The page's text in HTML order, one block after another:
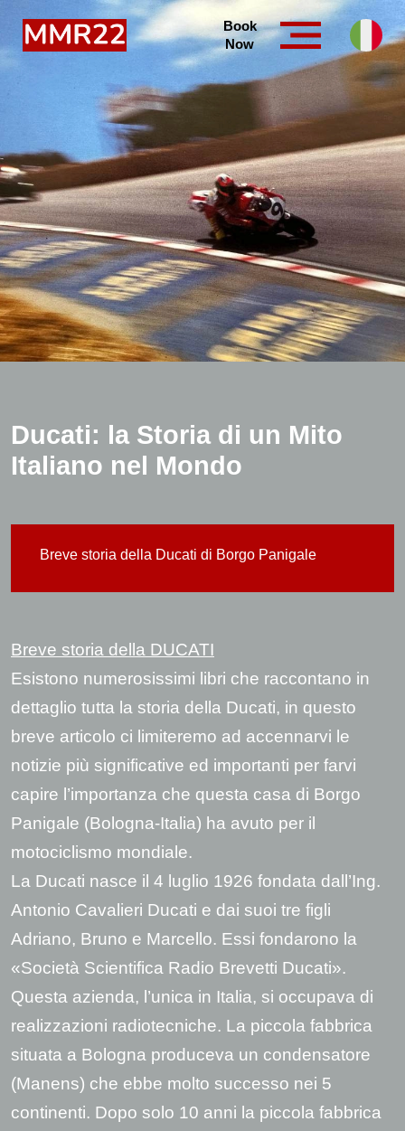
Book
Now
Ducati: la Storia di un Mito
Italiano nel Mondo
Breve storia della Ducati di Borgo Panigale
Breve storia della DUCATI
Esistono numerosissimi libri che raccontano in
dettaglio tutta la storia della Ducati, in questo
breve articolo ci limiteremo ad accennarvi le
notizie più significative ed importanti per farvi
capire l’importanza che questa casa di Borgo
Panigale (Bologna-Italia) ha avuto per il
motociclismo mondiale.
La Ducati nasce il 4 luglio 1926 fondata dall’Ing.
Antonio Cavalieri Ducati e dai suoi tre figli
Adriano, Bruno e Marcello. Essi fondarono la
«Società Scientifica Radio Brevetti Ducati».
Questa azienda, l’unica in Italia, si occupava di
realizzazioni radiotecniche. La piccola fabbrica
situata a Bologna produceva un condensatore
(Manens) che ebbe molto successo nei 5
continenti. Dopo solo 10 anni la piccola fabbrica